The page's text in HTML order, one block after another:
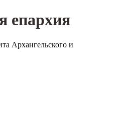
епархия
Архангельского и